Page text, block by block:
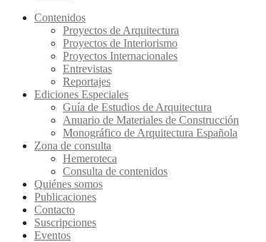
Contenidos
Proyectos de Arquitectura
Proyectos de Interiorismo
Proyectos Internacionales
Entrevistas
Reportajes
Ediciones Especiales
Guía de Estudios de Arquitectura
Anuario de Materiales de Construcción
Monográfico de Arquitectura Española
Zona de consulta
Hemeroteca
Consulta de contenidos
Quiénes somos
Publicaciones
Contacto
Suscripciones
Eventos